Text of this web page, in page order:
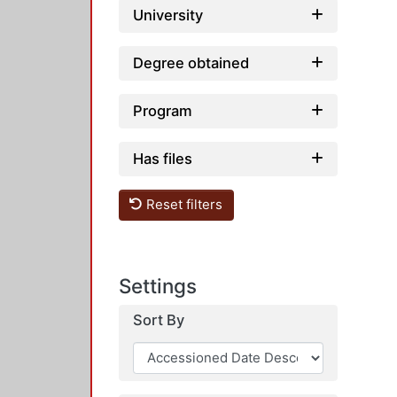
University
Degree obtained
Program
Has files
Reset filters
Settings
Sort By